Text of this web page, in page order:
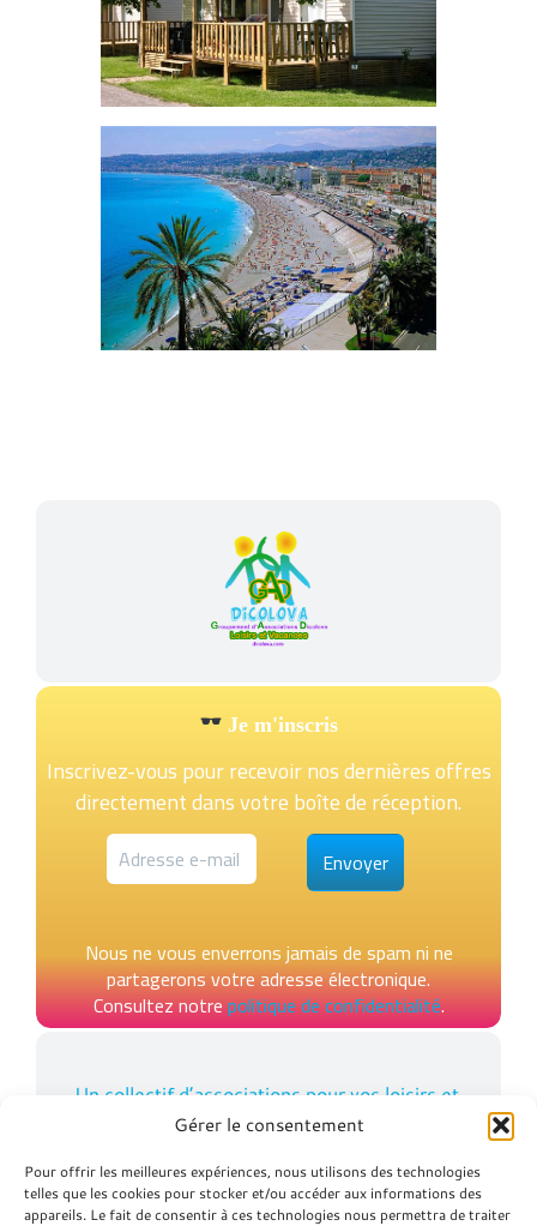
Gérer le consentement
Pour offrir les meilleures expériences, nous utilisons des technologies
telles que les cookies pour stocker et/ou accéder aux informations des
appareils. Le fait de consentir à ces technologies nous permettra de traiter
Je m'inscris
Inscrivez-vous pour recevoir nos dernières offres
directement dans votre boîte de réception.
Nous ne vous enverrons jamais de spam ni ne
partagerons votre adresse électronique.
Consultez notrepolitique de confidentialité.
Un collectif d’associations pour vos loisirs et
vos vacances